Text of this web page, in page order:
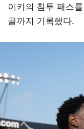
이키의 침투 패스
골까지 기록했다.